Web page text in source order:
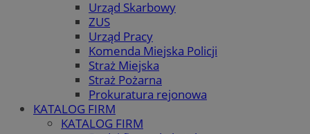
Urząd Skarbowy
ZUS
Urząd Pracy
Komenda Miejska Policji
Straż Miejska
Straż Pożarna
Prokuratura rejonowa
KATALOG FIRM
KATALOG FIRM